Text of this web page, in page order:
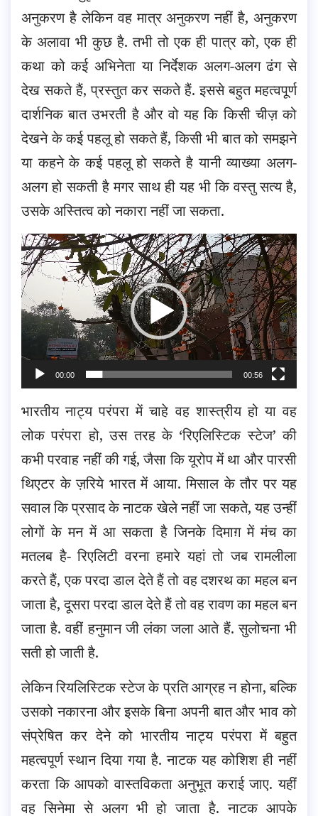
अनुकरण है लेकिन वह मात्र अनुकरण नहीं है, अनुकरण
के अलावा भी कुछ है. तभी तो एक ही पात्र को, एक ही
कथा को कई अभिनेता या निर्देशक अलग-अलग ढंग से
देख सकते हैं, प्रस्तुत कर सकते हैं. इससे बहुत महत्वपूर्ण
दार्शनिक बात उभरती है और वो यह कि किसी चीज़ को
देखने के कई पहलू हो सकते हैं, किसी भी बात को समझने
या कहने के कई पहलू हो सकते है यानी व्याख्या अलग-
अलग हो सकती है मगर साथ ही यह भी कि वस्तु सत्य है,
उसके अस्तित्व को नकारा नहीं जा सकता.
Video
Player
00:00 00:56
भारतीय नाट्य परंपरा में चाहे वह शास्त्रीय हो या वह
लोक परंपरा हो, उस तरह के ‘रिएलिस्टिक स्टेज’ की
कभी परवाह नहीं की गई, जैसा कि यूरोप में था और पारसी
थिएटर के ज़रिये भारत में आया. मिसाल के तौर पर यह
सवाल कि प्रसाद के नाटक खेले नहीं जा सकते, यह उन्हीं
लोगों के मन में आ सकता है जिनके दिमाग़ में मंच का
मतलब है- रिएलिटी वरना हमारे यहां तो जब रामलीला
करते हैं, एक परदा डाल देते हैं तो वह दशरथ का महल बन
जाता है, दूसरा परदा डाल देते हैं तो वह रावण का महल बन
जाता है. वहीं हनुमान जी लंका जला आते हैं. सुलोचना भी
सती हो जाती है.
लेकिन रियलिस्टिक स्टेज के प्रति आग्रह न होना, बल्कि
उसको नकारना और इसके बिना अपनी बात और भाव को
संप्रेषित कर देने को भारतीय नाट्य परंपरा में बहुत
महत्वपूर्ण स्थान दिया गया है. नाटक यह कोशिश ही नहीं
करता कि आपको वास्तविकता अनुभूत कराई जाए. यहीं
वह सिनेमा से अलग भी हो जाता है. नाटक आपके